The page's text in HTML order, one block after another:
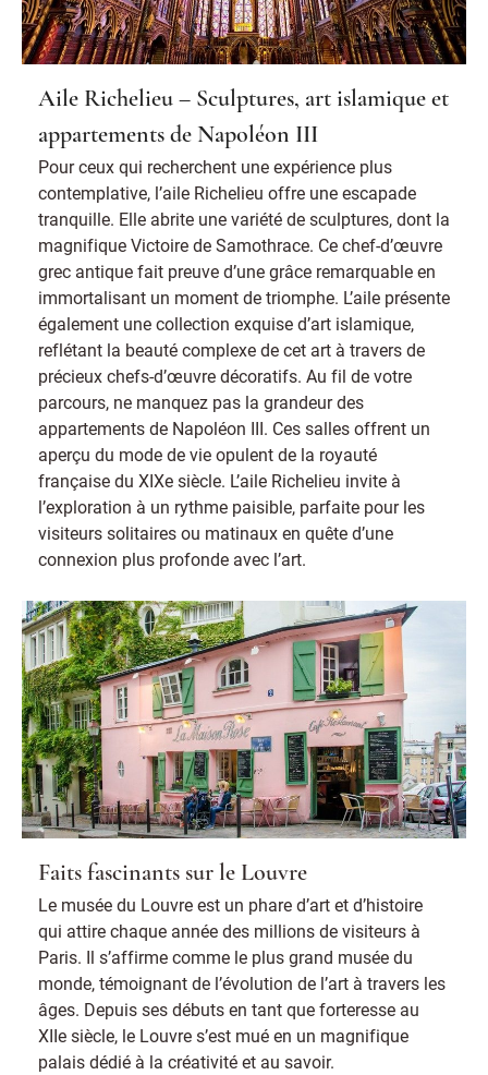
Aile Richelieu – Sculptures, art islamique et
appartements de Napoléon III
Pour ceux qui recherchent une expérience plus
contemplative, l’aile Richelieu offre une escapade
tranquille. Elle abrite une variété de sculptures, dont la
magnifique Victoire de Samothrace. Ce chef-d’œuvre
grec antique fait preuve d’une grâce remarquable en
immortalisant un moment de triomphe. L’aile présente
également une collection exquise d’art islamique,
reflétant la beauté complexe de cet art à travers de
précieux chefs-d’œuvre décoratifs. Au fil de votre
parcours, ne manquez pas la grandeur des
appartements de Napoléon III. Ces salles offrent un
aperçu du mode de vie opulent de la royauté
française du XIXe siècle. L’aile Richelieu invite à
l’exploration à un rythme paisible, parfaite pour les
visiteurs solitaires ou matinaux en quête d’une
connexion plus profonde avec l’art.
Faits fascinants sur le Louvre
Le musée du Louvre est un phare d’art et d’histoire
qui attire chaque année des millions de visiteurs à
Paris. Il s’affirme comme le plus grand musée du
monde, témoignant de l’évolution de l’art à travers les
âges. Depuis ses débuts en tant que forteresse au
XIIe siècle, le Louvre s’est mué en un magnifique
palais dédié à la créativité et au savoir.